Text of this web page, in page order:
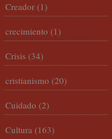
Creador (1)
crecimiento (1)
Crisis (34)
cristianismo (20)
Cuidado (2)
Cultura (163)